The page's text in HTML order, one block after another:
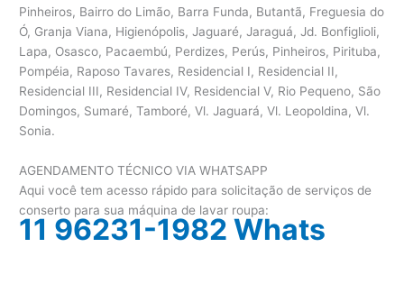
Pinheiros, Bairro do Limão, Barra Funda, Butantã, Freguesia do
Ó, Granja Viana, Higienópolis, Jaguaré, Jaraguá, Jd. Bonfiglioli,
Lapa, Osasco, Pacaembú, Perdizes, Perús, Pinheiros, Pirituba,
Pompéia, Raposo Tavares, Residencial I, Residencial II,
Residencial III, Residencial IV, Residencial V, Rio Pequeno, São
Domingos, Sumaré, Tamboré, Vl. Jaguará, Vl. Leopoldina, Vl.
Sonia.
AGENDAMENTO TÉCNICO VIA WHATSAPP
Aqui você tem acesso rápido para solicitação de serviços de
conserto para sua máquina de lavar roupa:
11 96231-1982 Whats